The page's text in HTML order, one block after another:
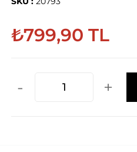
₺799,90 TL
- +